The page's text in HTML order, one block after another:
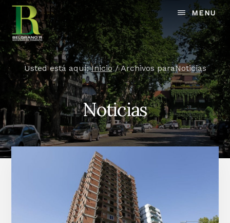
Skip
content
MENU
Usted está aquí:Inicio /Archivos paraNoticias
Noticias